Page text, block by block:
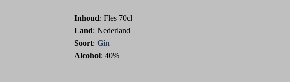
Inhoud: Fles 70cl
Land: Nederland
Soort: Gin
Alcohol: 40%